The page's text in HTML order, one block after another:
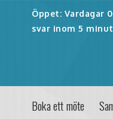
Öppet: Vardagar
svar inom 5
Boka ett möte